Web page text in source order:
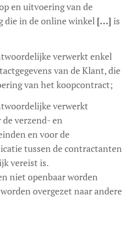
en uitvoering van de
die in de online winkel […] is
verwerkt enkel
van de Klant, die
van het koopcontract;
verwerkt
de verzend- en
en voor de
tussen de contractanten
vereist is.
niet openbaar worden
overgezet naar andere